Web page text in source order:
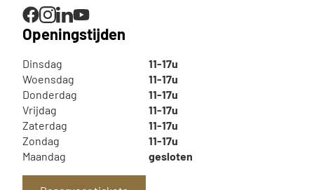
Openingstijden
Dinsdag
11-17u
Woensdag
11-17u
Donderdag
11-17u
Vrijdag
11-17u
Zaterdag
11-17u
Zondag
11-17u
Maandag
gesloten